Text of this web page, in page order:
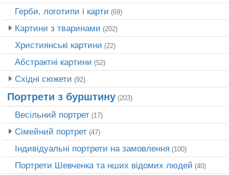
Герби, логотипи і карти (69)
Картини з тваринами (202)
Християнські картини (22)
Абстрактні картини (52)
Східні сюжети (92)
Портрети з бурштину (203)
Весільний портрет (17)
Сімейний портрет (47)
Індивідуальні портрети на замовлення (100)
Портрети Шевченка та нших відомих людей (40)